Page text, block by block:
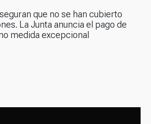
que no se han cubierto
La Junta anuncia el pago de
medida excepcional